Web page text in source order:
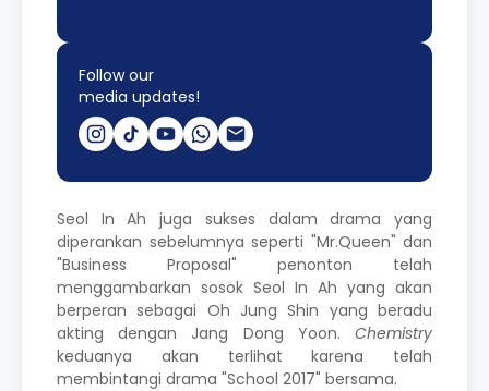
Follow our
media updates!
Seol In Ah juga sukses dalam drama yang
diperankan sebelumnya seperti "Mr.Queen" dan
"Business Proposal" penonton telah
menggambarkan sosok Seol In Ah yang akan
berperan sebagai Oh Jung Shin yang beradu
akting dengan Jang Dong Yoon. Chemistry
keduanya akan terlihat karena telah
membintangi drama "School 2017" bersama.